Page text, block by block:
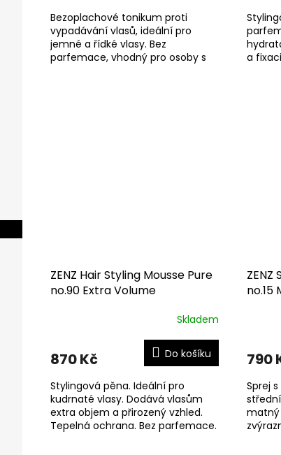
Bezoplachové tonikum proti
vypadávání vlasů, ideální pro
jemné a řídké vlasy. Bez
parfemace, vhodný pro osoby s
a
ZENZ Hair Styling Mousse Pure
no.90 Extra Volume
Skladem
870 Kč Do košíku
Stylingová pěna. Ideální pro
kudrnaté vlasy. Dodává vlasům
extra objem a přirozený vzhled.
Tepelná ochrana. Bez parfemace.
no.15
790
Sprej
matný